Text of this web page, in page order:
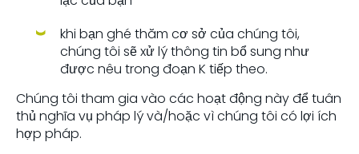
khi bạn ghé thăm cơ sở của chúng tôi,
chúng tôi sẽ xử lý thông tin bổ sung như
được nêu trong đoạn K tiếp theo.
Chúng tôi tham gia vào các hoạt động này để tuân
thủ nghĩa vụ pháp lý và/hoặc vì chúng tôi có lợi ích
hợp pháp.